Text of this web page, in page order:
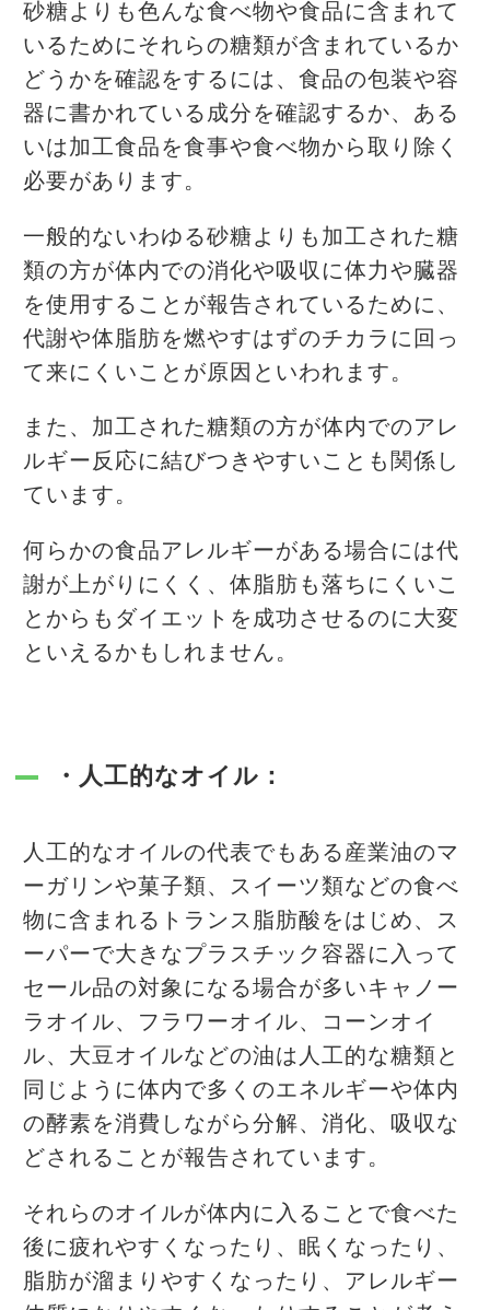
砂糖よりも色んな食べ物や食品に含まれて
いるためにそれらの糖類が含まれているか
どうかを確認をするには、食品の包装や容
器に書かれている成分を確認するか、ある
いは加工食品を食事や食べ物から取り除く
必要があります。
一般的ないわゆる砂糖よりも加工された糖
類の方が体内での消化や吸収に体力や臓器
を使用することが報告されているために、
代謝や体脂肪を燃やすはずのチカラに回っ
て来にくいことが原因といわれます。
また、加工された糖類の方が体内でのアレ
ルギー反応に結びつきやすいことも関係し
ています。
何らかの食品アレルギーがある場合には代
謝が上がりにくく、体脂肪も落ちにくいこ
とからもダイエットを成功させるのに大変
といえるかもしれません。
・人工的なオイル：
人工的なオイルの代表でもある産業油のマ
ーガリンや菓子類、スイーツ類などの食べ
物に含まれるトランス脂肪酸をはじめ、ス
ーパーで大きなプラスチック容器に入って
セール品の対象になる場合が多いキャノー
ラオイル、フラワーオイル、コーンオイ
ル、大豆オイルなどの油は人工的な糖類と
同じように体内で多くのエネルギーや体内
の酵素を消費しながら分解、消化、吸収な
どされることが報告されています。
それらのオイルが体内に入ることで食べた
後に疲れやすくなったり、眠くなったり、
脂肪が溜まりやすくなったり、アレルギー